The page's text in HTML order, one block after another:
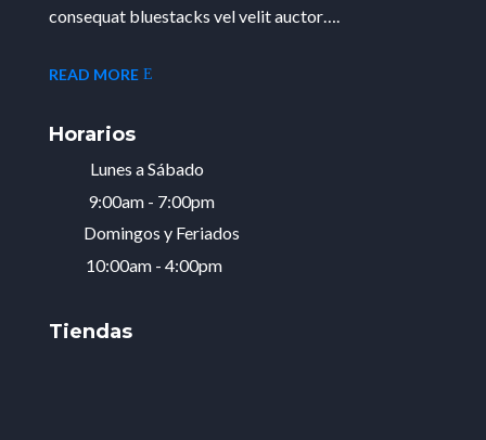
consequat bluestacks vel velit auctor….
READ MORE
Horarios
Lunes a Sábado
9:00am - 7:00pm
Domingos y Feriados
10:00am - 4:00pm
Tiendas